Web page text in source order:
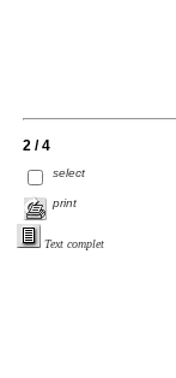
2 / 4
select
print
Text complet